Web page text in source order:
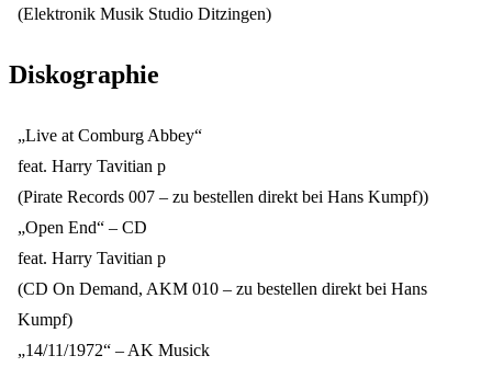
(Elektronik Musik Studio Ditzingen)
Diskographie
„Live at Comburg Abbey“
feat. Harry Tavitian p
(Pirate Records 007 – zu bestellen direkt bei Hans Kumpf))
„Open End“ – CD
feat. Harry Tavitian p
(CD On Demand, AKM 010 – zu bestellen direkt bei Hans
Kumpf)
„14/11/1972“ – AK Musick